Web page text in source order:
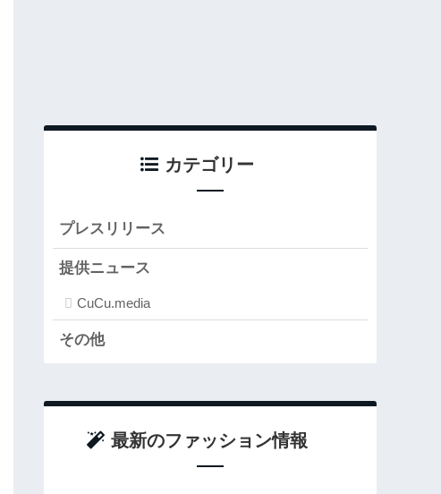
カテゴリー
プレスリリース
提供ニュース
CuCu.media
その他
最新のファッション情報